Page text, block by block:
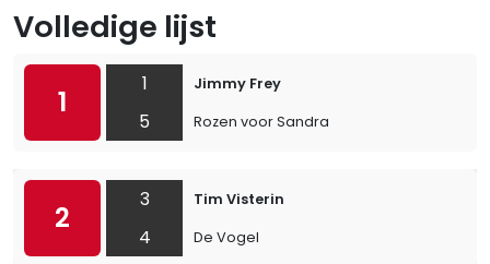
Volledige lijst
1
1
5
Jimmy Frey
Rozen voor Sandra
2
3
4
Tim Visterin
De Vogel